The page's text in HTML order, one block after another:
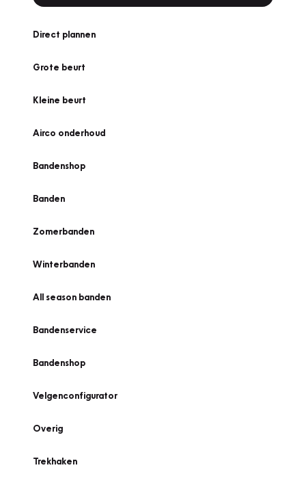
Direct plannen
Grote beurt
Kleine beurt
Airco onderhoud
Bandenshop
Banden
Zomerbanden
Winterbanden
All season banden
Bandenservice
Bandenshop
Velgenconfigurator
Overig
Trekhaken